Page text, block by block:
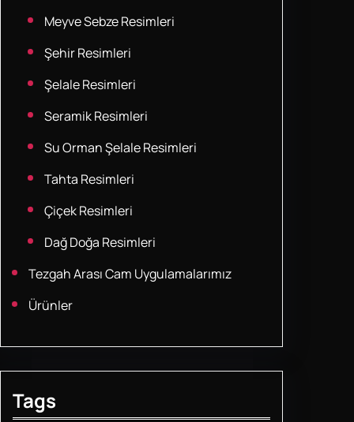
Meyve Sebze Resimleri
Şehir Resimleri
Şelale Resimleri
Seramik Resimleri
Su Orman Şelale Resimleri
Tahta Resimleri
Çiçek Resimleri
Dağ Doğa Resimleri
Tezgah Arası Cam Uygulamalarımız
Ürünler
Tags